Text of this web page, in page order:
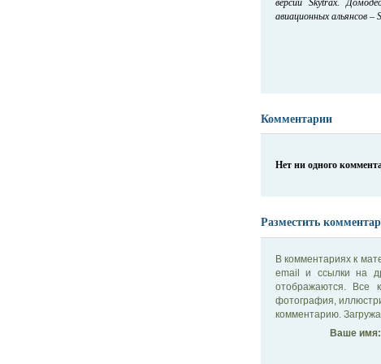
авиационных альянсов –
Комментарии
Нет ни одного
Разместить
В комментариях к
email и ссылки на
отображаются. Все
фотография,
комментарию.
Ваше